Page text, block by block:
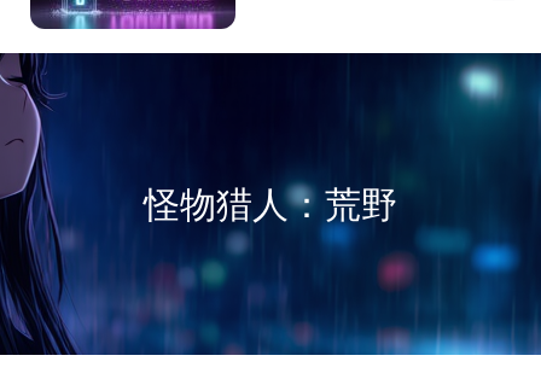
怪物猎人：荒野